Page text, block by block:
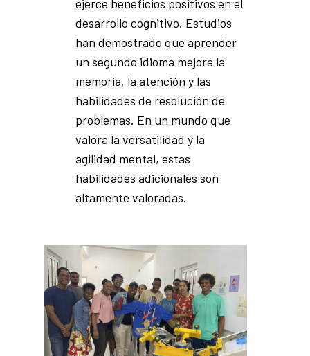
ejerce beneficios positivos en el
desarrollo cognitivo. Estudios
han demostrado que aprender
un segundo idioma mejora la
memoria, la atención y las
habilidades de resolución de
problemas. En un mundo que
valora la versatilidad y la
agilidad mental, estas
habilidades adicionales son
altamente valoradas.